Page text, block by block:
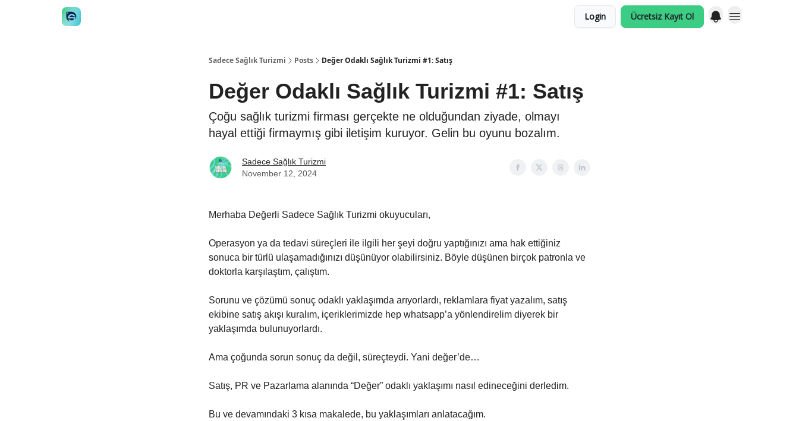
Login Ücretsiz Kayıt Ol
Sadece Sağlık Turizmi Posts Değer Odaklı Sağlık Turizmi #1: Satış
Değer Odaklı Sağlık Turizmi #1: Satış
Çoğu sağlık turizmi firması gerçekte ne olduğundan ziyade, olmayı
hayal ettiği firmaymış gibi iletişim kuruyor. Gelin bu oyunu bozalım.
Sadece Sağlık Turizmi
November 12, 2024
Merhaba Değerli Sadece Sağlık Turizmi okuyucuları,
Operasyon ya da tedavi süreçleri ile ilgili her şeyi doğru yaptığınızı ama hak ettiğiniz
sonuca bir türlü ulaşamadığınızı düşünüyor olabilirsiniz. Böyle düşünen birçok patronla ve
doktorla karşılaştım, çalıştım.
Sorunu ve çözümü sonuç odaklı yaklaşımda arıyorlardı, reklamlara fiyat yazalım, satış
ekibine satış akışı kuralım, içeriklerimizde hep whatsapp’a yönlendirelim diyerek bir
yaklaşımda bulunuyorlardı.
Ama çoğunda sorun sonuç da değil, süreçteydi. Yani değer’de…
Satış, PR ve Pazarlama alanında “Değer” odaklı yaklaşımı nasıl edineceğini derledim.
Bu ve devamındaki 3 kısa makalede, bu yaklaşımları anlatacağım.